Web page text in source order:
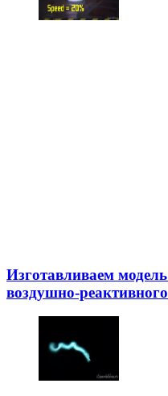
Изготавливаем
воздушно-